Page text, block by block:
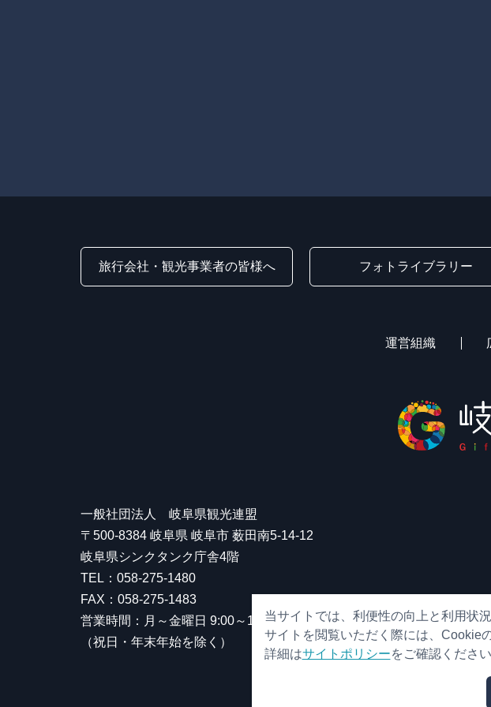
旅行会社・観光事業者の皆様へ フォトライブラリー
運営組織
一般社団法人 岐阜県観光連盟
〒500-8384 岐阜県 岐阜市 薮田南5-14-12
岐阜県シンクタンク庁舎4階
TEL：058-275-1480
FAX：058-275-1483
営業時間：月～金曜日 9:00～17:00
（祝日・年末年始を除く）
当サイトでは、利便性の向上と利用状
サイトを閲覧いただく際には、Cookie
詳細はサイトポリシーをご確認ください